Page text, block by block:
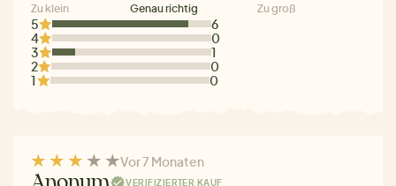
5
6
4
0
3
1
2
0
1
0
Zu klein Genau richtig Zu groß
Vor 7 Monaten
VERIFIZIERTER KAUF